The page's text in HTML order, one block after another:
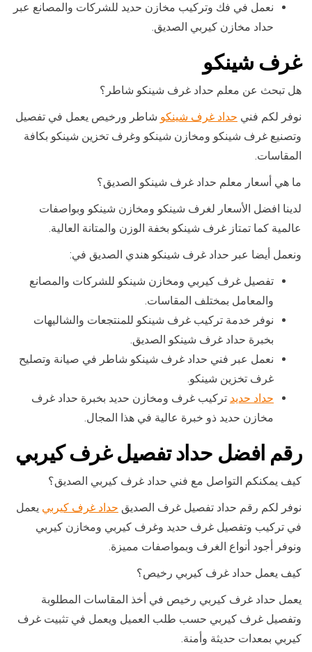
نعمل في فك وتركيب مخازن حديد للشركات والمصانع عبر
حداد مخازن كيربي الصديق.
غرف شينكو
هل تبحث عن معلم حداد غرف شينكو شاطر؟
نوفر لكم فني حداد غرف شينكو شاطر ورخيص يعمل في تفصيل
وتصنيع غرف شينكو ومخازن شينكو وغرف تخزين شينكو بكافة
المقاسات.
ما هي أسعار معلم حداد غرف شينكو الصديق؟
لدينا افضل الأسعار لغرف شينكو ومخازن شينكو وبواصفات
عالمية كما تمتاز غرف شينكو بخفة الوزن والمتانة العالية.
ونعمل أيضا عبر حداد غرف شينكو هندي الصديق في:
تفصيل غرف كيربي ومخازن شينكو للشركات والمصانع
والمعامل بمختلف المقاسات.
نوفر خدمة تركيب غرف شينكو للمنتجعات والشاليهات
بخبرة حداد غرف شينكو الصديق.
نعمل عبر فني حداد غرف شينكو شاطر في صيانة وتصليح
غرف تخزين شينكو.
حداد حديد تركيب غرف ومخازن حديد بخبرة حداد غرف
مخازن حديد ذو خبرة عالية في هذا المجال.
رقم افضل حداد تفصيل غرف كيربي
كيف يمكنكم التواصل مع فني حداد غرف كيربي الصديق؟
نوفر لكم رقم حداد تفصيل غرف الصديق حداد غرف كيربي يعمل
في تركيب وتفصيل غرف حديد وغرف كيربي ومخازن كيربي
ونوفر أجود أنواع الغرف وبمواصفات مميزة.
كيف يعمل حداد غرف كيربي رخيص؟
يعمل حداد غرف كيربي رخيص في أخذ المقاسات المطلوبة
وتفصيل غرف كيربي حسب طلب العميل ويعمل في تثبيت غرف
كيربي بمعدات حديثة وأمنة.